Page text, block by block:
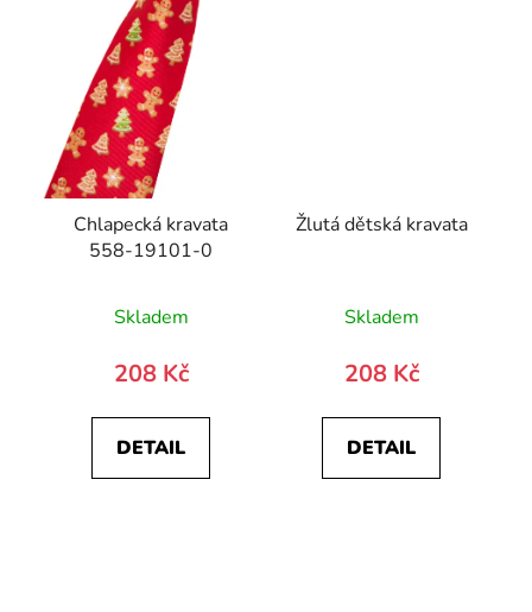
Chlapecká kravata
558-19101-0
Skladem
208 Kč
DETAIL
Žlutá dětská kravata
Skladem
208 Kč
DETAIL